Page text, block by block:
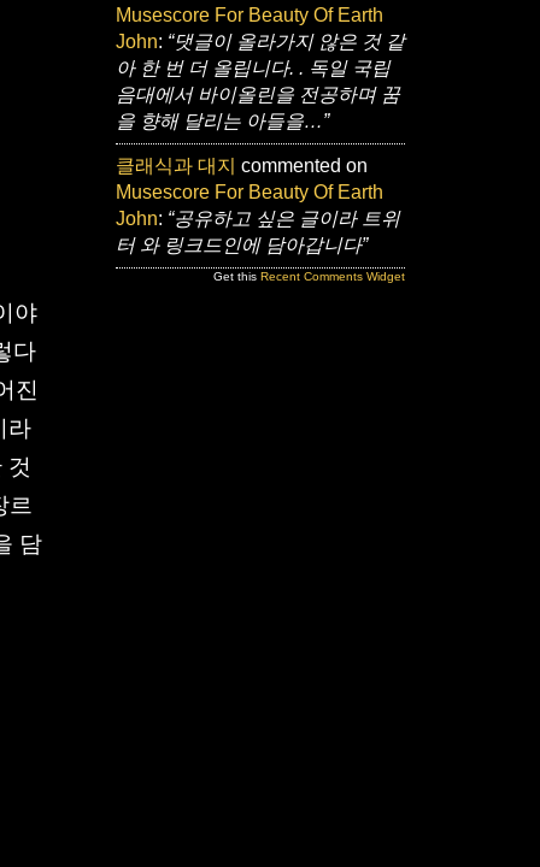
야
다
진
라
것
르
담
Musescore For Beauty Of Earth
John: “댓글이 올라가지 않은 것 같
아 한 번 더 올립니다. . 독일 국립
음대에서 바이올린을 전공하며 꿈
을 향해 달리는 아들을…”
클래식과 대지 commented on
Musescore For Beauty Of Earth
John: “공유하고 싶은 글이라 트위
터 와 링크드인에 담아갑니다”
Get this Recent Comments Widget